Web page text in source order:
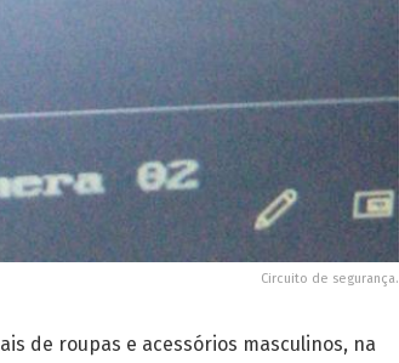
Circuito de segurança.
de roupas e acessórios masculinos, na